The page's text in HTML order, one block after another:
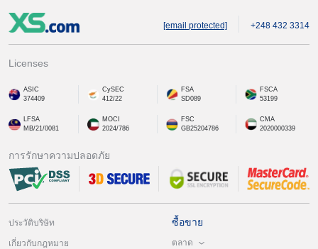
[email protected] +248 432 3314
Licenses
ASIC
374409
CySEC
412/22
FSA
SD089
FSCA
53199
LFSA
MB/21/0081
MOCI
2024/786
FSC
GB25204786
CMA
2020000339
การรักษาความปลอดภัย
ประวัติบริษัท
เกี่ยวกับกฎหมาย
ซื้อขาย
ตลาด